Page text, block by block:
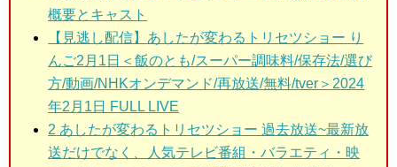
概要とキャスト
【見逃し配信】あしたが変わるトリセツショー り
んご2月1日＜飯のとも/スーパー調味料/保存法/選び
方/動画/NHKオンデマンド/再放送/無料/tver＞2024
年2月1日 FULL LIVE
2 あしたが変わるトリセツショー 過去放送~最新放
送だけでなく、人気テレビ番組・バラエティ・映